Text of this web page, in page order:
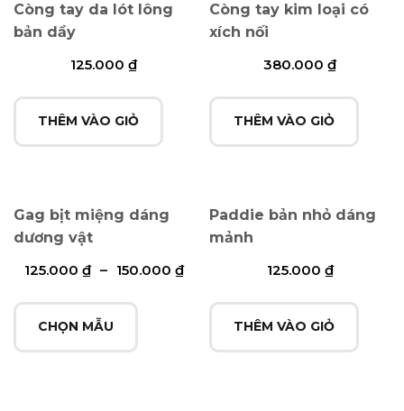
Còng tay da lót lông
bản dầy
125.000₫
THÊM VÀO GIỎ
Còng tay kim loại có
xích nối
380.000₫
THÊM VÀO GIỎ
Gag bịt miệng dáng
dương vật
125.000 ₫ – 150.000 ₫
CHỌN MẪU
Paddie bản nhỏ dáng
mảnh
125.000 ₫
THÊM VÀO GIỎ